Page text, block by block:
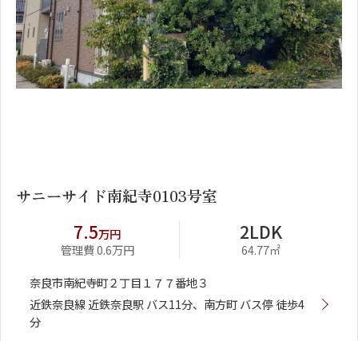
サニーサイド南紀寺0103号室
7.5万円
管理費 0.6万円
2LDK
64.77㎡
奈良市南紀寺町２丁目１７７番地３
近鉄奈良線 近鉄奈良駅 バス11分、南方町 バス停 徒歩4
分